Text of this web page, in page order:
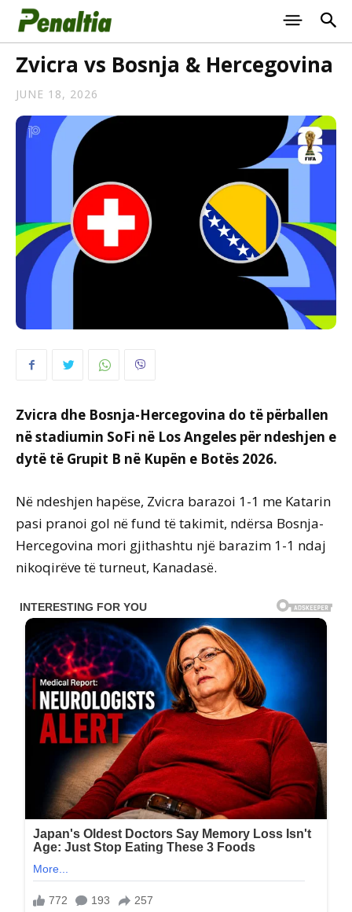
Zvicra vs Bosnja & Hercegovina
JUNE 18, 2026
Zvicra dhe Bosnja-Hercegovina do të përballen
në stadiumin SoFi në Los Angeles për ndeshjen e
dytë të Grupit B në Kupën e Botës 2026.
Në ndeshjen hapëse, Zvicra barazoi 1-1 me Katarin
pasi pranoi gol në fund të takimit, ndërsa Bosnja-
Hercegovina mori gjithashtu një barazim 1-1 ndaj
nikoqirëve të turneut, Kanadasë.